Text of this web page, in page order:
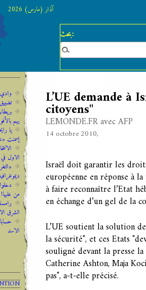
بحث:
آذار (مارس) 2026
L’UE demande à
citoyens"
LEMONDE.FR avec AFP
14 octobre 2010,
Israël doit garantir les
européenne en réponse à
à faire reconnaître l’Etat
en échange d’un gel de la
L’UE soutient la solution
la sécurité", et ces Etats
souligné devant la presse
Catherine Ashton, Maja
pas", a-t-elle précisé.
‫يهم‬
يا
إسمنت
الاول في
من عليها!
الشرق
الاسد